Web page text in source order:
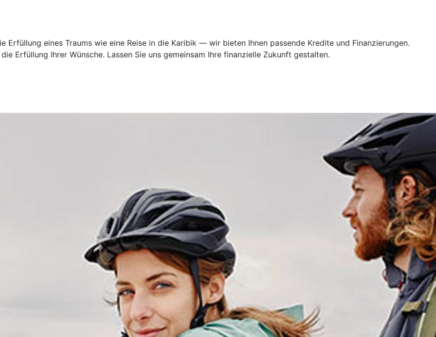
eines Traums wie eine Reise in die Karibik — wir bieten Ihnen passende Kredite und Finanzierungen.
Erfüllung Ihrer Wünsche. Lassen Sie uns gemeinsam Ihre finanzielle Zukunft gestalten.